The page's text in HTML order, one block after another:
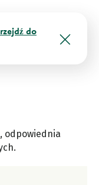
do
odpowiednia